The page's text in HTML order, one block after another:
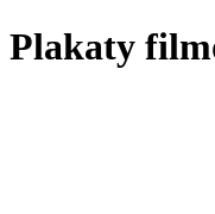
Plakaty